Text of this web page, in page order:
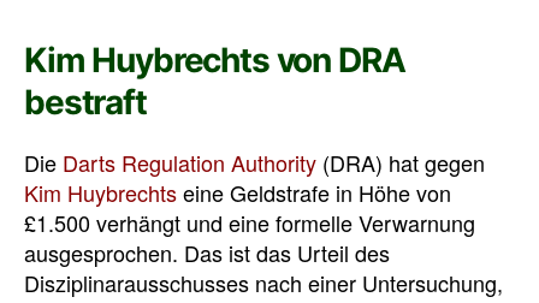
Kim Huybrechts von DRA
bestraft
Die Darts Regulation Authority (DRA) hat gegen
Kim Huybrechtseine Geldstrafe in Höhe von
£1.500 verhängt und eine formelle Verwarnung
ausgesprochen. Das ist das Urteil des
Disziplinarausschusses nach einer Untersuchung,